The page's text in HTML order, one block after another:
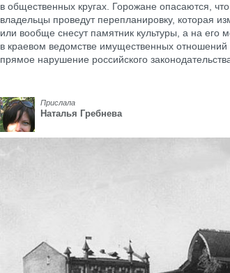
в общественных кругах. Горожане опасаются,
владельцы проведут перепланировку, которая
или вообще снесут памятник культуры, а на его
в краевом ведомстве имущественных
прямое нарушение российского
Прислала
Наталья Гребнева